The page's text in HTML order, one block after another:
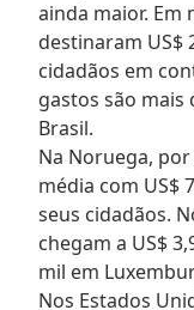
ainda maior. Em
destinaram US$
cidadãos em
gastos são mais
Brasil.
Na Noruega,
média com US$
seus cidadãos.
chegam a US$
mil em
Nos Estados